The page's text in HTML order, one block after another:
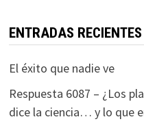
ENTRADAS RECIENTES
El éxito que nadie ve
Respuesta 6087 – ¿Los
dice la ciencia… y lo que